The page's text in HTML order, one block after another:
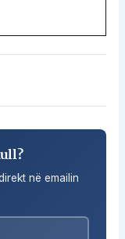
në emailin